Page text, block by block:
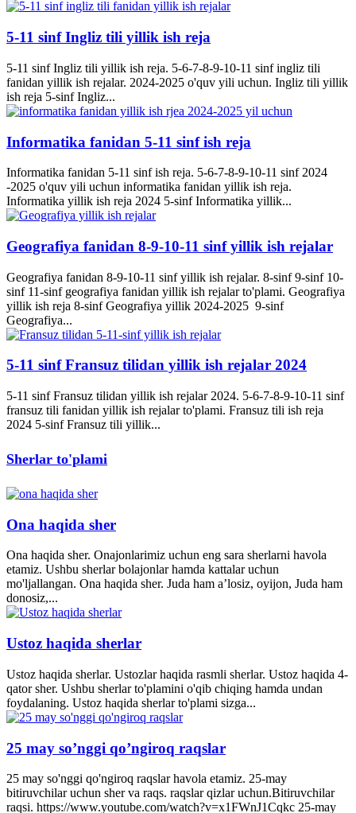
5-11 sinf Ingliz tili yillik ish reja
5-11 sinf Ingliz tili yillik ish reja. 5-6-7-8-9-10-11 sinf ingliz tili
fanidan yillik ish rejalar. 2024-2025 o'quv yili uchun. Ingliz tili yillik
ish reja 5-sinf Ingliz...
Informatika fanidan 5-11 sinf ish reja
Informatika fanidan 5-11 sinf ish reja. 5-6-7-8-9-10-11 sinf 2024
-2025 o'quv yili uchun informatika fanidan yillik ish reja.
Informatika yillik ish reja 2024 5-sinf Informatika yillik...
Geografiya fanidan 8-9-10-11 sinf yillik ish rejalar
Geografiya fanidan 8-9-10-11 sinf yillik ish rejalar. 8-sinf 9-sinf 10-
sinf 11-sinf geografiya fanidan yillik ish rejalar to'plami. Geografiya
yillik ish reja 8-sinf Geografiya yillik 2024-2025 9-sinf
Geografiya...
5-11 sinf Fransuz tilidan yillik ish rejalar 2024
5-11 sinf Fransuz tilidan yillik ish rejalar 2024. 5-6-7-8-9-10-11 sinf
fransuz tili fanidan yillik ish rejalar to'plami. Fransuz tili ish reja
2024 5-sinf Fransuz tili yillik...
Sherlar to'plami
Ona haqida sher
Ona haqida sher. Onajonlarimiz uchun eng sara sherlarni havola
etamiz. Ushbu sherlar bolajonlar hamda kattalar uchun
mo'ljallangan. Ona haqida sher. Juda ham a’losiz, oyijon, Juda ham
donosiz,...
Ustoz haqida sherlar
Ustoz haqida sherlar. Ustozlar haqida rasmli sherlar. Ustoz haqida 4-
qator sher. Ushbu sherlar to'plamini o'qib chiqing hamda undan
foydalaning. Ustoz haqida sherlar to'plami sizga...
25 may so’nggi qo’ngiroq raqslar
25 may so'nggi qo'ngiroq raqslar havola etamiz. 25-may
bitiruvchilar uchun sher va raqs. raqslar qizlar uchun.Bitiruvchilar
raqsi. https://www.youtube.com/watch?v=x1FWnJ1Cqkc 25-may